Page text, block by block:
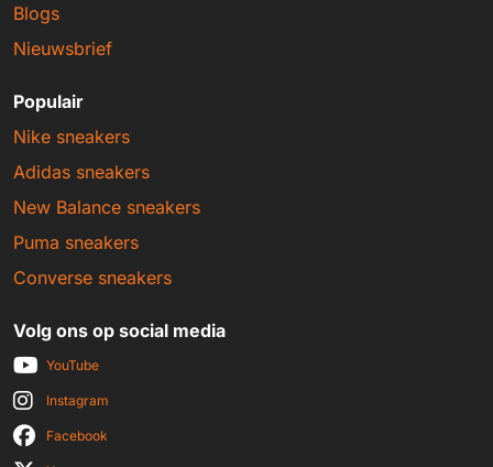
Blogs
Nieuwsbrief
Populair
Nike sneakers
Adidas sneakers
New Balance sneakers
Puma sneakers
Converse sneakers
Volg ons op social media
YouTube
Instagram
Facebook